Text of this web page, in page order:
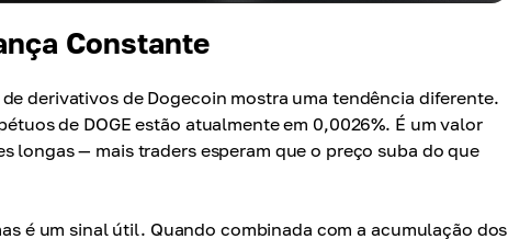
Constante
derivativos de Dogecoin mostra uma tendência diferente.
de DOGE estão atualmente em 0,0026%. É um valor
longas — mais traders esperam que o preço suba do que
é um sinal útil. Quando combinada com a acumulação dos